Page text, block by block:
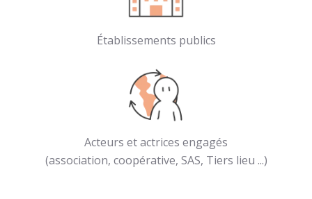
Établissements publics
Acteurs et actrices engagés
(association, coopérative, SAS, Tiers lieu ...)